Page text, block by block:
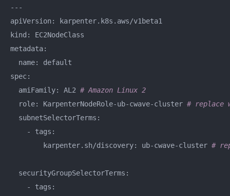
---
apiVersion: karpenter.k8s.aws/v1beta1
kind: EC2NodeClass
metadata:
  name: default
spec:
  amiFamily: AL2
# Amazon Linux 2
  role: KarpenterNodeRole-ub-cwave-cluster
# replace
  subnetSelectorTerms:
    - tags:
        karpenter.sh/discovery: ub-cwave-cluster
#
  securityGroupSelectorTerms:
    - tags: